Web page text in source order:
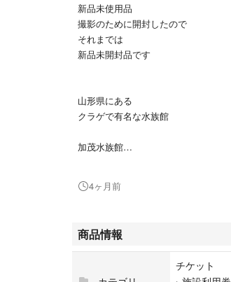
新品未使用品
撮影のために開封したので
それまでは
新品未開封品です
山形県にある
クラゲで有名な水族館
加茂水族館
使い勝手がいいサイズです
マチもたっぷり
4ヶ月前
商品情報
チケット